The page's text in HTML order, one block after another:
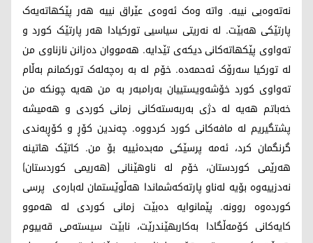
نەتەوەیی نییە. واتە وەک ئەوەی عێراق نییە هەر پێکهاتەیەک
پارتێکی هەبێت. لە نەریتی سیاسیی تورکیادا هەر پارتێک کورد و
تەواوی پێکهاتەکانی دیکەی تێدایە. هەمووان دەزانن نازناوی من
لە تورکیا سەرۆک ئەحمەدە. خۆم لە بە رەچەلەک تورکمانم بەڵام
تەواوی کورد خۆشەویستییان بەرامبەر بە من هەیە چونکە من
خەباتم هەیە لە دژی بەربەستەکانی زمانی کوردی و هەمیشە
پشتگیریم لە مافەکانی کورد کردووە. چەندین کۆڕ و کۆڕبەندی
گرنگمان کرد، ئەمە پرسێکی مەبدەئییە بۆ من. کاتێک هاتینە
هەرێمی کوردستان، خۆم لە ناوهێنانی (هەریمی کوردستان)
نەدزییەوە بۆیە لەناو پارتەکەشماندا هەڵوێستمان لەبارەی پرسی
کوردەوە روونە. پێمانوایە دەبێت زمانی کوردی لە هەموو
کایەکانی کۆمەڵگادا بەکاربهێندرێت، نابێت سیستەمی قەییوم